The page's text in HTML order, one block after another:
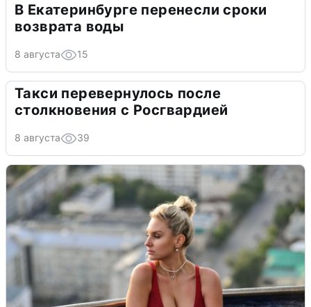
В Екатеринбурге перенесли сроки
возврата воды
8 августа 15
Такси перевернулось после
столкновения с Росгвардией
8 августа 39